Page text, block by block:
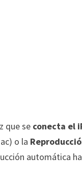
que se conecta el
o la
automática